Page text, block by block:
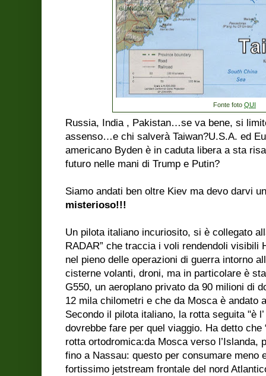
Fonte foto QUI
Russia, India , Pakistan…se va bene, si
assenso…e chi salverà Taiwan?U.S.A. ed
americano Byden è in caduta libera a sta
futuro nelle mani di Trump e Putin?
Siamo andati ben oltre Kiev ma devo darvi
misterioso!!!
Un pilota italiano incuriosito, si è collegato
RADAR” che traccia i voli rendendoli visibili
nel pieno delle operazioni di guerra intorno
cisterne volanti, droni, ma in particolare è
G550, un aeroplano privato da 90 milioni di
12 mila chilometri e che da Mosca è andato
Secondo il pilota italiano, la rotta seguita "è
dovrebbe fare per quel viaggio. Ha detto che
rotta ortodromica:da Mosca verso l’Islanda,
fino a Nassau: questo per consumare meno
fortissimo jetstream frontale del nord